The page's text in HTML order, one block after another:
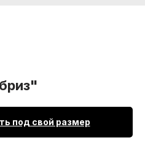
под свой размер